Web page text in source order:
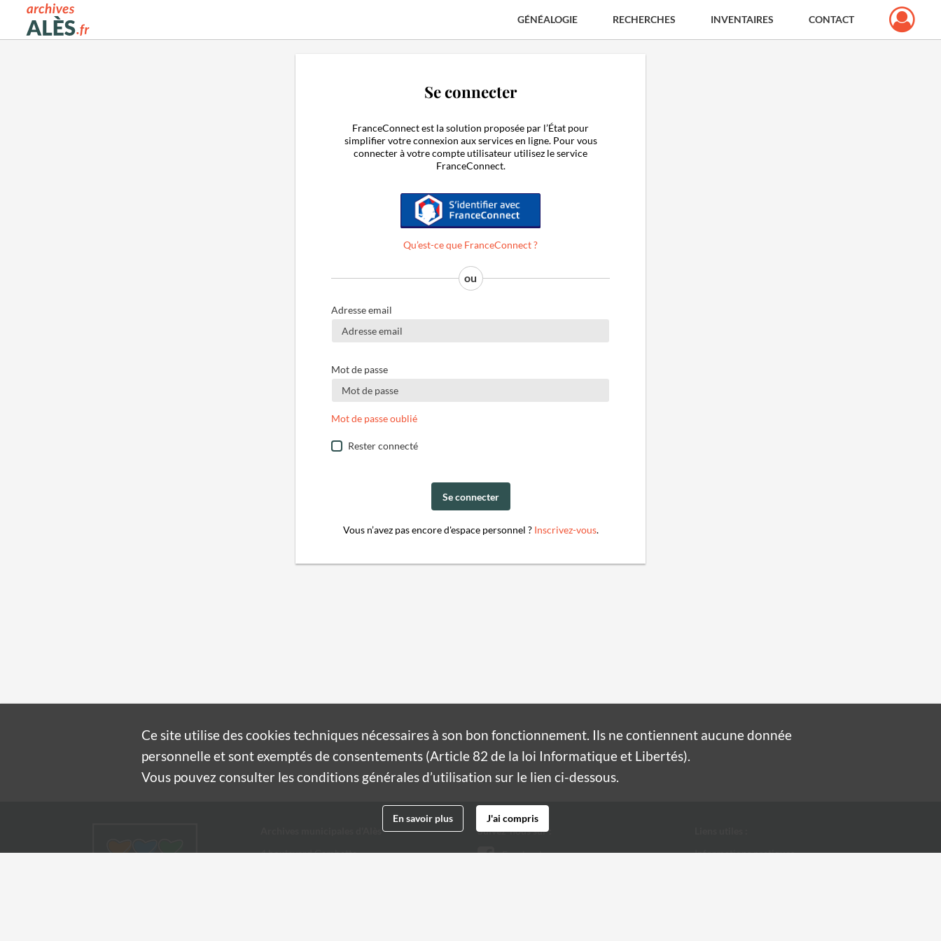
Archives municipales d'Alès GÉNÉALOGIE RECHERCHES INVENTAIRES CONTACT
Se connecter
FranceConnect est la solution proposée par l’État pour
simplifier votre connexion aux services en ligne. Pour vous
connecter à votre compte utilisateur utilisez le service
FranceConnect.
S'identifier avec FranceConnect
Qu’est-ce que FranceConnect ?
Adresse email
Mot de passe
Mot de passe oublié
Rester connecté
Se connecter
Vous n’avez pas encore d'espace personnel ? Inscrivez-vous.
4 boulevard Gambetta
Suivez-nous sur :
Facebook
Informations pratiques
Ce site utilise descookiestechniques nécessaires à son bon fonctionnement. Ils ne contiennent aucune donnée
personnelle et sont exemptés de consentements (Article 82 de la loi Informatique et Libertés).
Vous pouvez consulter les conditions générales d’utilisation sur le lien ci-dessous.
En savoir plus J'ai compris